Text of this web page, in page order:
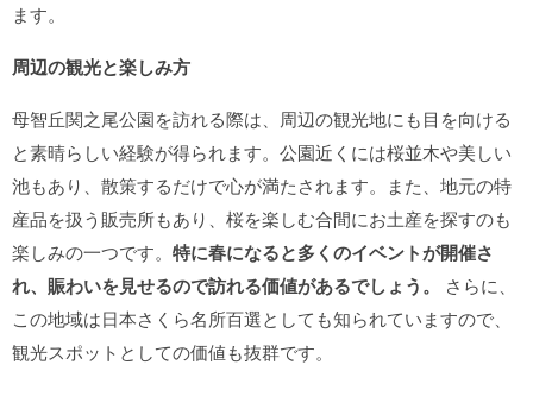
ます。
周辺の観光と楽しみ方
母智丘関之尾公園を訪れる際は、周辺の観光地にも目を向ける
と素晴らしい経験が得られます。公園近くには桜並木や美しい
池もあり、散策するだけで心が満たされます。また、地元の特
産品を扱う販売所もあり、桜を楽しむ合間にお土産を探すのも
楽しみの一つです。 特に春になると多くのイベントが開催さ
れ、賑わいを見せるので訪れる価値があるでしょう。
さらに、
この地域は日本さくら名所百選としても知られていますので、
観光スポットとしての価値も抜群です。